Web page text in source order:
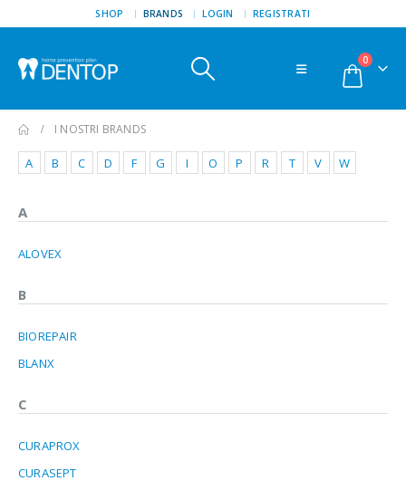
SHOP BRANDS LOGIN REGISTRATI
0
I NOSTRI BRANDS
A B C D F G I O P R T V W
A
ALOVEX
B
BIOREPAIR
BLANX
C
CURAPROX
CURASEPT